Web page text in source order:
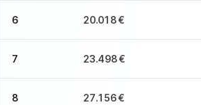
6 20.018 €
7 23.498 €
8 27.156 €